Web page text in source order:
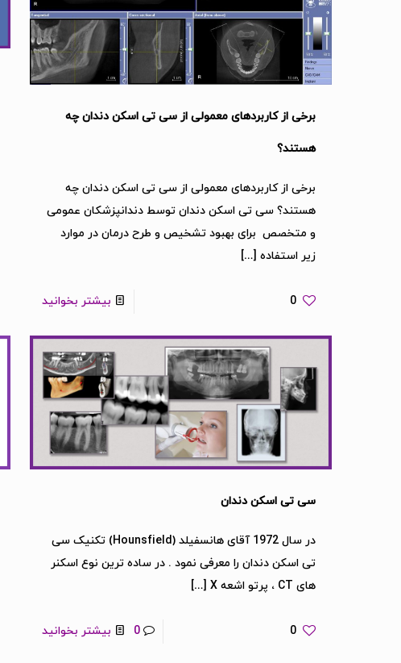
برخی از کاربردهای معمولی از سی تی اسکن دندان چه
هستند؟
برخی از کاربردهای معمولی از سی تی اسکن دندان چه
هستند؟ سی تی اسکن دندان توسط دندانپزشکان عمومی
و متخصص برای بهبود تشخیص و طرح درمان در موارد
زیر استفاده[…]
0 بیشتر بخوانید
سی تی اسکن دندان
در سال 1972 آقای هانسفیلد (Hounsfield) تکنیک سی
تی اسکن دندان را معرفی نمود . در ساده ترین نوع اسکنر
های CT ، پرتو اشعه X
[…]
0
0 بیشتر بخوانید